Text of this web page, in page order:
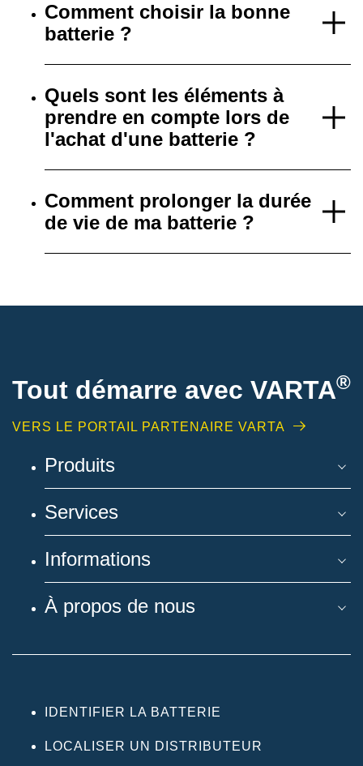
Comment choisir la bonne
batterie ?
Quels sont les éléments à
prendre en compte lors de
l'achat d'une batterie ?
Comment prolonger la durée
de vie de ma batterie ?
Tout démarre avec VARTA®
VERS LE PORTAIL PARTENAIRE VARTA
Produits
Services
Informations
À propos de nous
IDENTIFIER LA BATTERIE
LOCALISER UN DISTRIBUTEUR